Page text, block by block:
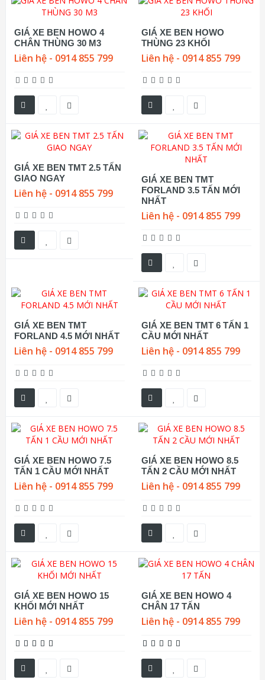
GIÁ XE BEN HOWO 4
CHÂN THÙNG 30 M3
Liên hệ - 0914 855 799
GIÁ XE BEN HOWO
THÙNG 23 KHỐI
Liên hệ - 0914 855 799
GIÁ XE BEN TMT 2.5 TẤN
GIAO NGAY
Liên hệ - 0914 855 799
GIÁ XE BEN TMT
FORLAND 3.5 TẤN MỚI
NHẤT
Liên hệ - 0914 855 799
GIÁ XE BEN TMT
FORLAND 4.5 MỚI NHẤT
Liên hệ - 0914 855 799
GIÁ XE BEN TMT 6 TẤN 1
CẦU MỚI NHẤT
Liên hệ - 0914 855 799
GIÁ XE BEN HOWO 7.5
TẤN 1 CẦU MỚI NHẤT
Liên hệ - 0914 855 799
GIÁ XE BEN HOWO 8.5
TẤN 2 CẦU MỚI NHẤT
Liên hệ - 0914 855 799
GIÁ XE BEN HOWO 15
KHỐI MỚI NHẤT
Liên hệ - 0914 855 799
GIÁ XE BEN HOWO 4
CHÂN 17 TẤN
Liên hệ - 0914 855 799